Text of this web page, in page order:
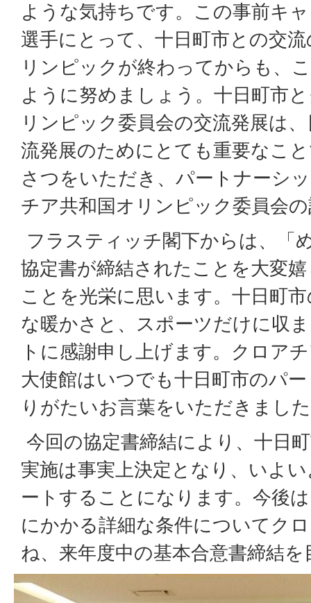
ような気持ちです。この事前キ
選手にとって、十日町市との交
リンピックが終わってからも、
ように努めましょう。十日町市
リンピック委員会の交流発展は
流発展のためにとても重要なこ
さつをいただき、パートナーシ
チア共和国オリンピック委員会
フラスティッチ閣下からは、「
協定書が締結されたことを大変
ことを光栄に思います。十日町
な暖かさと、スポーツだけに収
トに感謝申し上げます。クロア
大使館はいつでも十日町市のパ
りがたいお言葉をいただきまし
今回の協定書締結により、十日
実施は事実上決定となり、いよ
ートすることになります。今後
にかかる詳細な条件についてク
ね、来年度中の基本合意書締結